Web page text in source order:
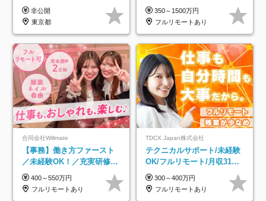
非公開
東京都
モートOK／月給32万＋賞与
350～1500万円
フルリモートあり
合同会社Willmate
【事務】働き方ファースト
／未経験OK！／充実研修／
年休127日～／残業なし／平
均20代／リモートOK
400～550万円
フルリモートあり
TDCX Japan株式会社
テクニカルサポート/未経験
OK/フルリモート/月収31万
円可/月最大3万のインセン
ティブ支給/平均年齢33歳
300～400万円
フルリモートあり